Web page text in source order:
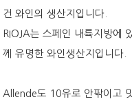
건 와인의 생산지입니다.
RIOJA는 스페인 내륙지방에
께 유명한 와인생산지입니다.
Allende도 10유로 안팎이고